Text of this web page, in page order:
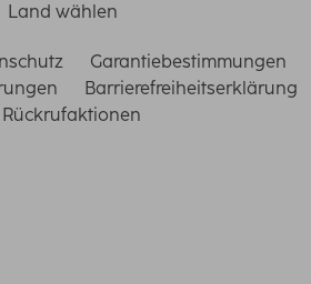
Land wählen
Garantiebestimmungen
Barrierefreiheitserklärung
Rückrufaktionen